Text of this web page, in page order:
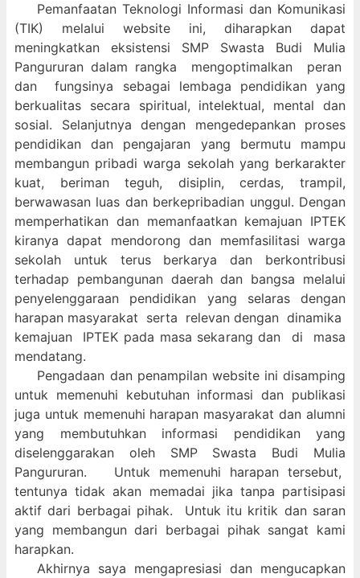
Pemanfaatan Teknologi Informasi dan Komunikasi
(TIK) melalui website ini, diharapkan dapat
meningkatkan eksistensi SMP Swasta Budi Mulia
Pangururan dalam rangka mengoptimalkan peran
dan fungsinya sebagai lembaga pendidikan yang
berkualitas secara spiritual, intelektual, mental dan
sosial. Selanjutnya dengan mengedepankan proses
pendidikan dan pengajaran yang bermutu mampu
membangun pribadi warga sekolah yang berkarakter
kuat, beriman teguh, disiplin, cerdas, trampil,
berwawasan luas dan berkepribadian unggul. Dengan
memperhatikan dan memanfaatkan kemajuan IPTEK
kiranya dapat mendorong dan memfasilitasi warga
sekolah untuk terus berkarya dan berkontribusi
terhadap pembangunan daerah dan bangsa melalui
penyelenggaraan pendidikan yang selaras dengan
harapan masyarakat serta relevan dengan dinamika
kemajuan IPTEK pada masa sekarang dan di masa
mendatang.
Pengadaan dan penampilan website ini disamping
untuk memenuhi kebutuhan informasi dan publikasi
juga untuk memenuhi harapan masyarakat dan alumni
yang membutuhkan informasi pendidikan yang
diselenggarakan oleh SMP Swasta Budi Mulia
Pangururan. Untuk memenuhi harapan tersebut,
tentunya tidak akan memadai jika tanpa partisipasi
aktif dari berbagai pihak. Untuk itu kritik dan saran
yang membangun dari berbagai pihak sangat kami
harapkan.
Akhirnya saya mengapresiasi dan mengucapkan